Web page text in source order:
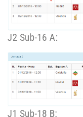
J2 Sub-16 A:
J1 Sub-18 B: